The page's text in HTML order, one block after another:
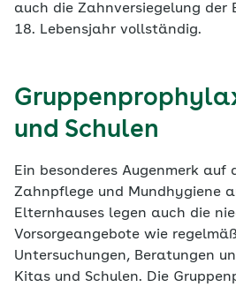
auch die Zahnversiegelung der
18. Lebensjahr vollständig.
und Schulen
Ein besonderes Augenmerk auf
Zahnpflege und Mundhygiene
Elternhauses legen auch die
Vorsorgeangebote wie
Untersuchungen, Beratungen
Kitas und Schulen. Die